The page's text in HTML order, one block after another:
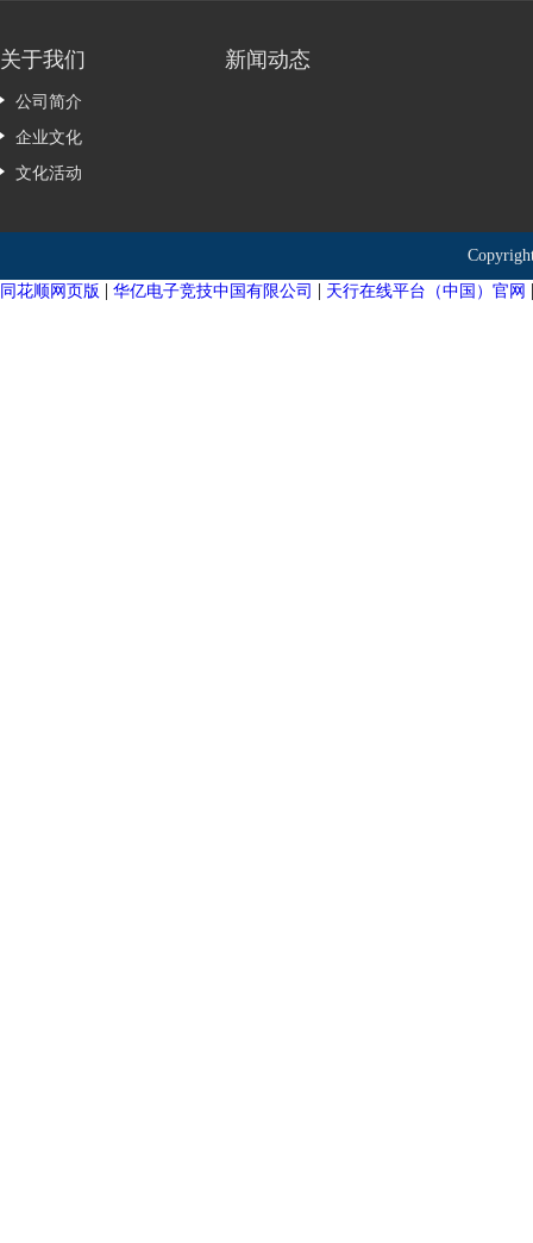
关于我们
公司简介
企业文化
文化活动
新闻动态
同花顺网页版 | 华亿电子竞技中国有限公司 | 天行在线平台（中国）官网